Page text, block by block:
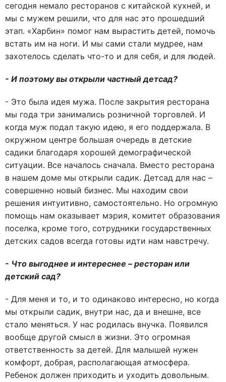
сегодня немало ресторанов с китайской кухней, и
мы с мужем решили, что для нас это прошедший
этап. «Харбин» помог нам вырастить детей, помочь
встать им на ноги. И мы сами стали мудрее, нам
захотелось сделать что-то и для себя, и для людей.
- И поэтому вы открыли частный детсад?
- Это была идея мужа. После закрытия ресторана
мы года три занимались розничной торговлей. И
когда муж подал такую идею, я его поддержала. В
окружном центре большая очередь в детские
садики благодаря хорошей демографической
ситуации. Все началось сначала. Вместо ресторана
в нашем доме мы открыли садик. Детсад для нас –
совершенно новый бизнес. Мы находим свои
решения интуитивно, самостоятельно. Но огромную
помощь нам оказывает мэрия, комитет образования
поселка, кроме того, сотрудники государственных
детских садов всегда готовы идти нам навстречу.
- Что выгоднее и интереснее – ресторан или
детский сад?
- Для меня и то, и то одинаково интересно, но когда
мы открыли садик, внутри нас, да и внешне, все
стало меняться. У нас родилась внучка. Появился
вообще другой смысл в жизни. Это огромная
ответственность за детей. Для малышей нужен
комфорт, добрая, располагающая атмосфера.
Ребенок должен приходить и уходить довольным.